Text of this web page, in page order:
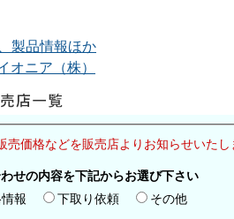
製品情報ほか
オニア（株）
売価格などを販売店よりお知らせいた
せの内容を下記からお選び下さい
報
下取り依頼
その他